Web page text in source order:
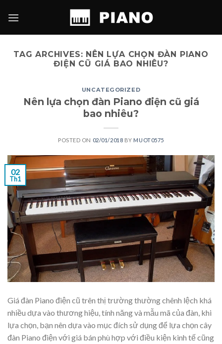
TAG ARCHIVES: NÊN LỰA CHỌN ĐÀN PIANO
ĐIỆN CŨ GIÁ BAO NHIÊU?
UNCATEGORIZED
Nên lựa chọn đàn Piano điện cũ giá
bao nhiêu?
POSTED ON 02/01/2018 BY MUOT0575
02
Th1
Giá đàn Piano điện cũ trên thị trường thường chênh lệch khá
nhiều dựa vào thương hiệu, tính năng và mẫu mã của đàn, khi
lựa chọn, bạn nên dựa vào mục đích sử dụng để lựa chọn cây
đàn Piano điện với giá bán phù hợp với điều kiện kinh tế cũng